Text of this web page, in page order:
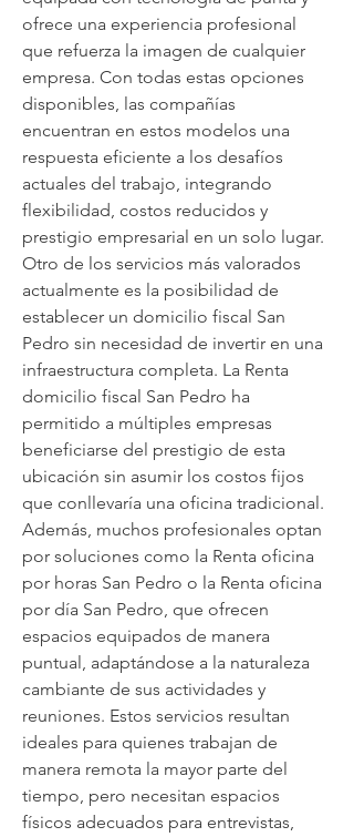
ofrece una experiencia profesional
que refuerza la imagen de cualquier
empresa. Con todas estas opciones
disponibles, las compañías
encuentran en estos modelos una
respuesta eficiente a los desafíos
actuales del trabajo, integrando
flexibilidad, costos reducidos y
prestigio empresarial en un solo lugar.
Otro de los servicios más valorados
actualmente es la posibilidad de
establecer un domicilio fiscal San
Pedro sin necesidad de invertir en una
infraestructura completa. La Renta
domicilio fiscal San Pedro ha
permitido a múltiples empresas
beneficiarse del prestigio de esta
ubicación sin asumir los costos fijos
que conllevaría una oficina tradicional.
Además, muchos profesionales optan
por soluciones como la Renta oficina
por horas San Pedro o la Renta oficina
por día San Pedro, que ofrecen
espacios equipados de manera
puntual, adaptándose a la naturaleza
cambiante de sus actividades y
reuniones. Estos servicios resultan
ideales para quienes trabajan de
manera remota la mayor parte del
tiempo, pero necesitan espacios
físicos adecuados para entrevistas,